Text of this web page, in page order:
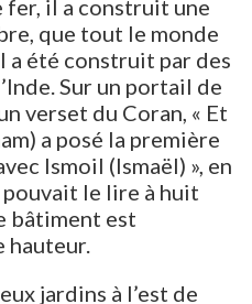
fer, il a construit une
que tout le monde
a été construit par des
Sur un portail de
verset du Coran, « Et
a posé la première
Ismoil (Ismaël) », en
pouvait le lire à huit
bâtiment est
hauteur.
jardins à l’est de